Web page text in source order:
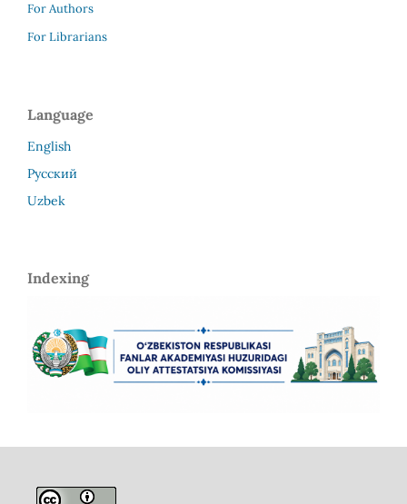
For Authors
For Librarians
Language
English
Русский
Uzbek
Indexing